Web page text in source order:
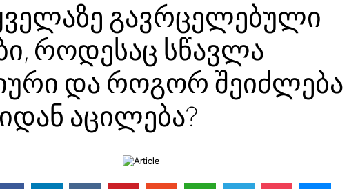
გავრცელებული
როდესაც სწავლა
და როგორ შეიძლება
აცილება?